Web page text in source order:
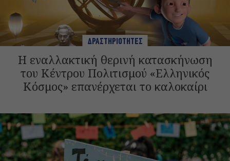
ΔΡΑΣΤΗΡΙΟΤΗΤΕΣ
Η εναλλακτική θερινή κατασκήνωση
του Κέντρου Πολιτισμού «Ελληνικός
Κόσμος» επανέρχεται το καλοκαίρι